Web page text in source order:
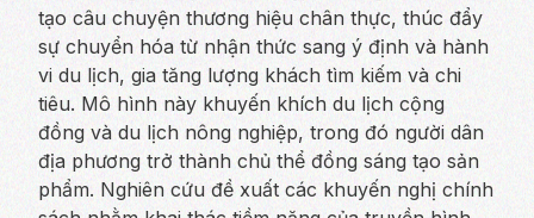
tạo câu chuyện thương hiệu chân thực, thúc đẩy
sự chuyển hóa từ nhận thức sang ý định và hành
vi du lịch, gia tăng lượng khách tìm kiếm và chi
tiêu. Mô hình này khuyến khích du lịch cộng
đồng và du lịch nông nghiệp, trong đó người dân
địa phương trở thành chủ thể đồng sáng tạo sản
phẩm. Nghiên cứu đề xuất các khuyến nghị chính